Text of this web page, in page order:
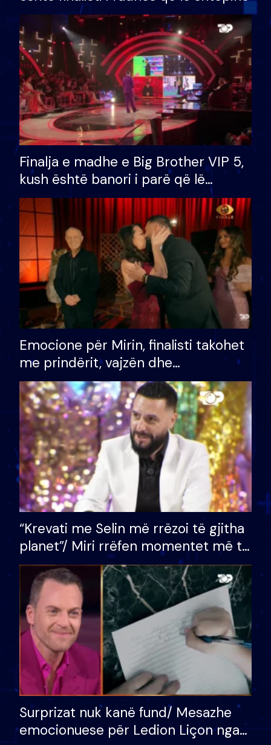
Finalja e madhe e Big Brother VIP 5,
kush është banori i parë që lë
shtëpinë dhe humb mundësinë për
të fituar çmimin e madh
Emocione për Mirin, finalisti takohet
me prindërit, vajzën dhe
bashkëshorten: S’kemi ndonjë letër
divorci apo jo?
“Krevati me Selin më rrëzoi të gjitha
planet”/ Miri rrëfen momentet më të
bukura në shtëpinë e BB VIP: Do më
mungojë zilja e mëngjesit kur…
Surprizat nuk kanë fund/ Mesazhe
emocionuese për Ledion Liçon nga